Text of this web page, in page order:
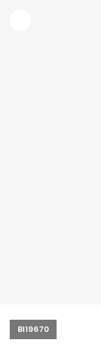
BI19670